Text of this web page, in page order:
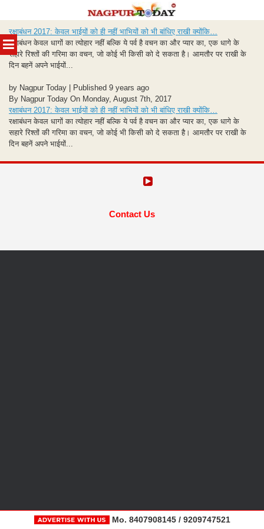
MENU
to
content
रक्षाबंधन 2017: केवल भाईयों को ही नहीं भाभियों को भी बांधिए राखी क्योंकि…
रक्षाबंधन केवल धागों का त्योहार नहीं बल्कि ये पर्व है वचन का और प्यार का, एक धागे के
सहारे रिश्तों की गरिमा का वचन, जो कोई भी किसी को दे सकता है। आमतौर पर राखी के
दिन बहनें अपने भाईयों...
by Nagpur Today | Published 9 years ago
By Nagpur Today On Monday, August 7th, 2017
रक्षाबंधन 2017: केवल भाईयों को ही नहीं भाभियों को भी बांधिए राखी क्योंकि…
रक्षाबंधन केवल धागों का त्योहार नहीं बल्कि ये पर्व है वचन का और प्यार का, एक धागे के
सहारे रिश्तों की गरिमा का वचन, जो कोई भी किसी को दे सकता है। आमतौर पर राखी के
दिन बहनें अपने भाईयों...
Contact Us
Mo. 8407908145 / 9209747521